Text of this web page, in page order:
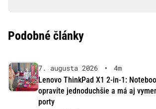
Podobné články
7. augusta 2026 •
4m
Lenovo ThinkPad X1 2-in-1:
opravíte jednoduchšie a má aj
porty